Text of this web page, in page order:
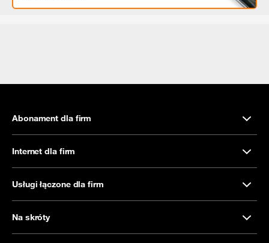
Abonament dla firm
Internet dla firm
Usługi łączone dla firm
Na skróty